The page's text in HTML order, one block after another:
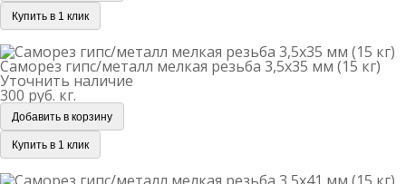
Купить в 1 клик
Саморез гипс/металл мелкая резьба 3,5х35 мм (15 кг)
Уточнить наличие
300 руб. кг.
Добавить в корзину
Купить в 1 клик